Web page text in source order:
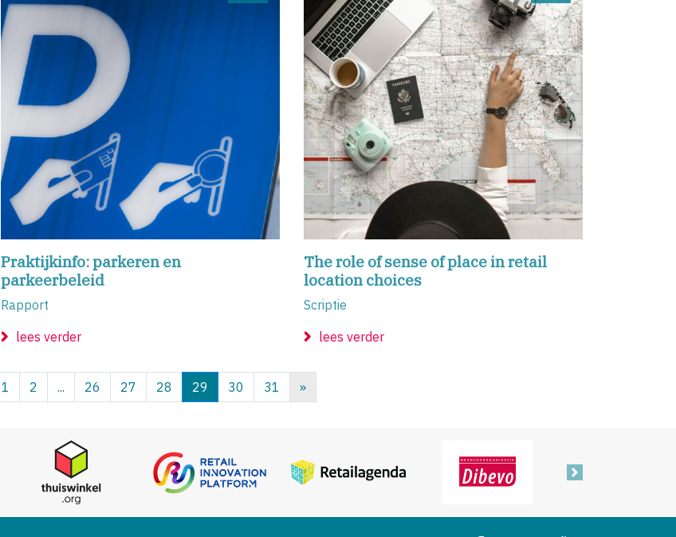
Praktijkinfo: parkeren en
parkeerbeleid
Rapport
lees verder
The role of sense of place in retail
location choices
Scriptie
lees verder
1 2 ... 26 27 28 29 30 31 »
Volgende